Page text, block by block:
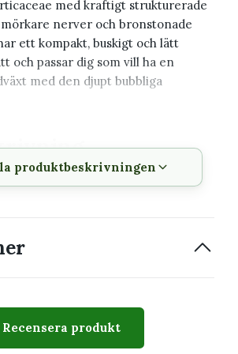
med kraftigt strukturerade
nerver och bronstonade
ett kompakt, buskigt och lätt
och passar dig som vill ha en
med den djupt bubbliga
Pilea 'Moon Valley'
Kompakt, buskigt och lätt
krypande
produktbeskrivningen
Recensera produkt